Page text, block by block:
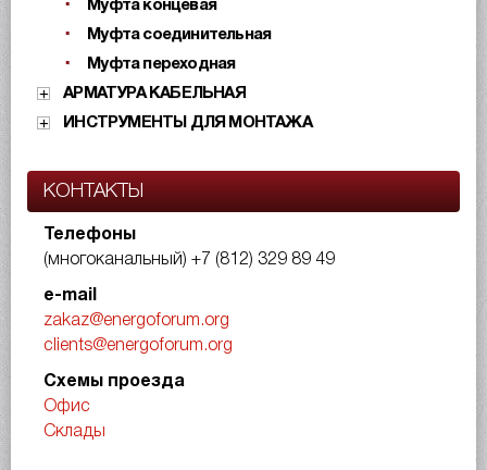
Муфта концевая
Муфта соединительная
Муфта переходная
АРМАТУРА КАБЕЛЬНАЯ
ИНСТРУМЕНТЫ ДЛЯ МОНТАЖА
КОНТАКТЫ
Телефоны
(многоканальный) +7 (812) 329 89 49
e-mail
zakaz@energoforum.org
clients@energoforum.org
Схемы проезда
Офис
Склады